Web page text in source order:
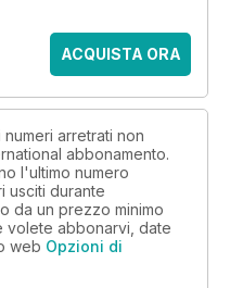
ACQUISTA ORA
arretrati non
abbonamento.
l'ultimo numero
usciti durante
da un prezzo minimo
volete abbonarvi, date
web Opzioni di